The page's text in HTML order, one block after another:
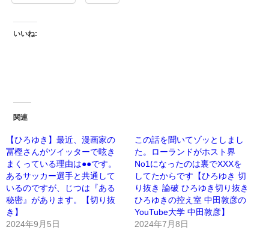
いいね:
関連
【ひろゆき】最近、漫画家の
冨樫さんがツイッターで呟き
まくっている理由は●●です。
あるサッカー選手と共通して
いるのですが、じつは『ある
秘密』があります。【切り抜
き】
2024年9月5日
この話を聞いてゾッとしまし
た。ローランドがホスト界
No1になったのは裏でXXXを
してたからです【ひろゆき 切
り抜き 論破 ひろゆき切り抜き
ひろゆきの控え室 中田敦彦の
YouTube大学 中田敦彦】
2024年7月8日